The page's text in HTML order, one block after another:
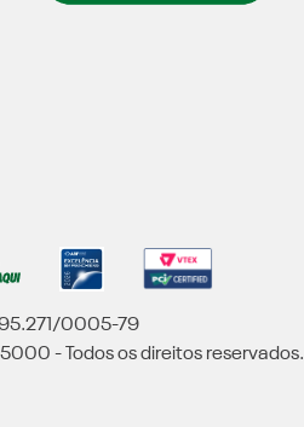
0005-79
- Todos os direitos reservados.